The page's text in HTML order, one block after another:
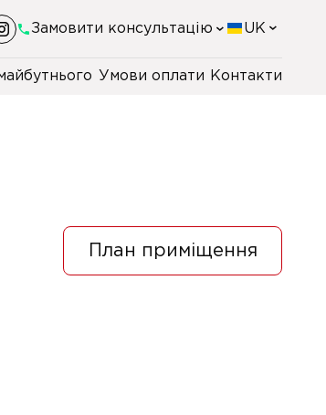
Замовити консультацію
+48 22 230 2106
UK
Умови оплати Контакти
План приміщення